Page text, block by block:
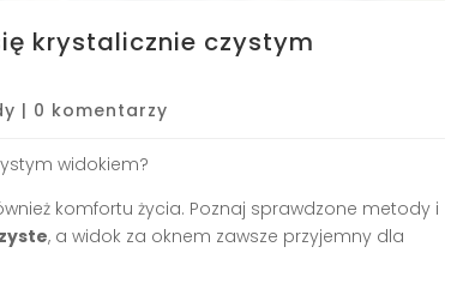
krystalicznie czystym
| 0 komentarzy
widokiem?
komfortu życia. Poznaj sprawdzone metody i
, a widok za oknem zawsze przyjemny dla